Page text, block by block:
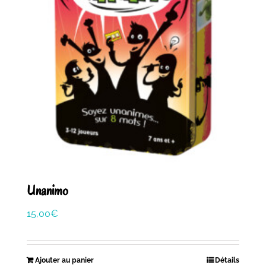
Unanimo
15,00€
Ajouter au panier Détails